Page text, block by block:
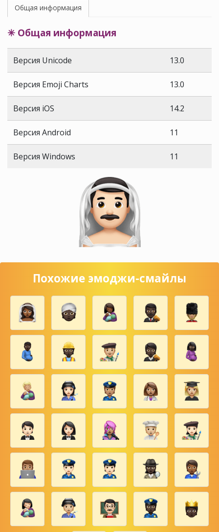
Общая информация
✳ Общая информация
Версия Unicode 13.0
Версия Emoji Charts 13.0
Версия iOS 14.2
Версия Android 11
Версия Windows 11
Похожие эмоджи-смайлы